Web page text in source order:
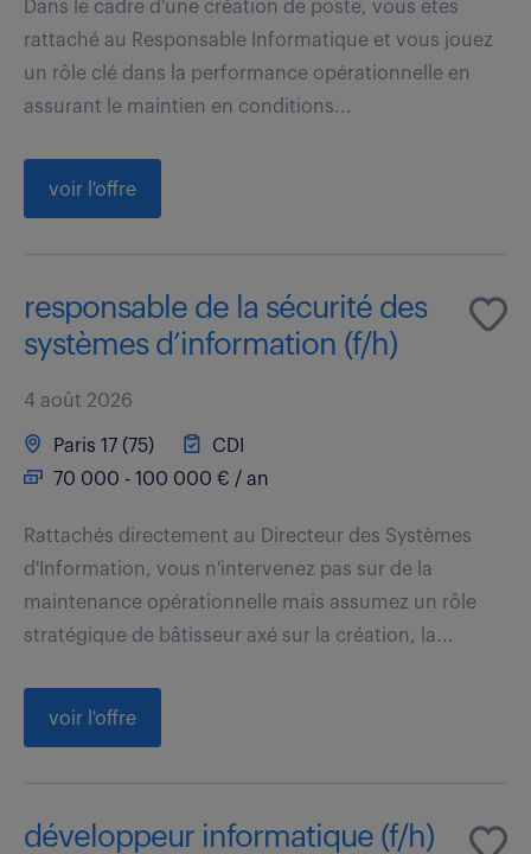
Dans le cadre d'une création de poste, vous êtes
rattaché au Responsable Informatique et vous jouez
un rôle clé dans la performance opérationnelle en
assurant le maintien en conditions...
voir l'offre
responsable de la sécurité des
systèmes d’information (f/h)
4 août 2026
Paris 17 (75)
CDI
70 000 - 100 000 € / an
Rattachés directement au Directeur des Systèmes
d'Information, vous n'intervenez pas sur de la
maintenance opérationnelle mais assumez un rôle
stratégique de bâtisseur axé sur la création, la...
voir l'offre
développeur informatique (f/h)